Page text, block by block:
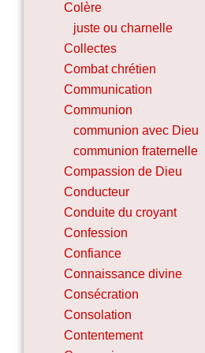
Colère
juste ou charnelle
Collectes
Combat chrétien
Communication
Communion
communion avec Dieu
communion fraternelle
Compassion de Dieu
Conducteur
Conduite du croyant
Confession
Confiance
Connaissance divine
Consécration
Consolation
Contentement